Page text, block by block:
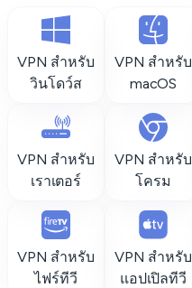
VPN สำหรับ
วินโดว์ส
VPN สำหรับ
macOS
VPN สำหรับ
เราเตอร์
VPN สำหรับ
โครม
VPN สำหรับ
ไฟร์ทีวี
VPN สำหรับ
แอปเปิลทีวี